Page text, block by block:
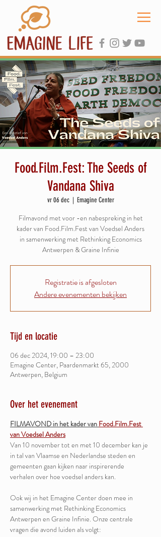
Food.Film.Fest: The Seeds of
Vandana Shiva
vr 06 dec
  |
Emagine Center
Filmavond met voor -en nabespreking in het
kader van Food.Film.Fest van Voedsel Anders
in samenwerking met Rethinking Economics
Antwerpen & Graine Infinie
Registratie is afgesloten
Andere evenementen bekijken
Tijd en locatie
06 dec 2024, 19:00 – 23:00
Emagine Center, Paardenmarkt 65, 2000
Antwerpen, Belgium
Over het evenement
FILMAVOND in het kader van Food.Film.Fest
van Voedsel Anders
Van 10 november tot en met 10 december kan je
in tal van Vlaamse en Nederlandse steden en
gemeenten gaan kijken naar inspirerende
verhalen over hoe voedsel anders kan.
Ook wij in het Emagine Center doen mee in
samenwerking met Rethinking Economics
Antwerpen en Graine Infinie. Onze centrale
vragen die avond luiden als volgt: